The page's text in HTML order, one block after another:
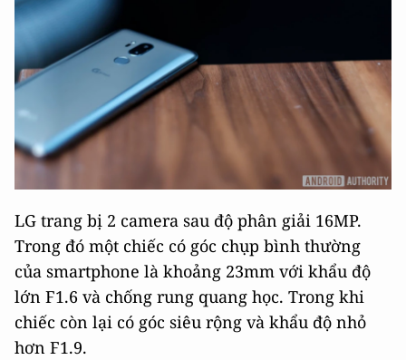
LG trang bị 2 camera sau độ phân giải 16MP.
Trong đó một chiếc có góc chụp bình thường
của smartphone là khoảng 23mm với khẩu độ
lớn F1.6 và chống rung quang học. Trong khi
chiếc còn lại có góc siêu rộng và khẩu độ nhỏ
hơn F1.9.